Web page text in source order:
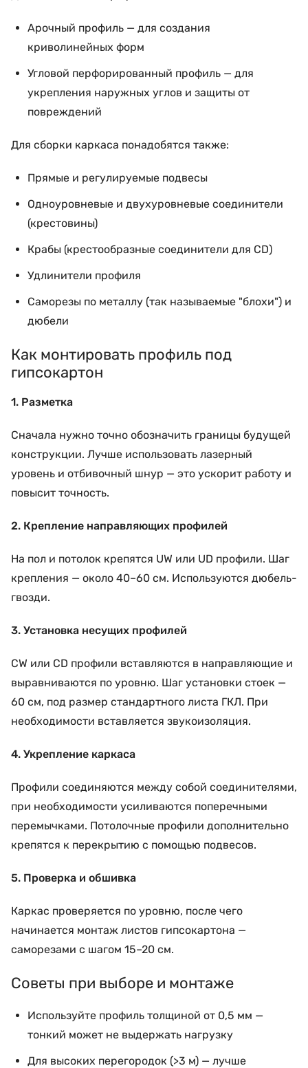
Арочный профиль — для создания
криволинейных форм
Угловой перфорированный профиль — для
укрепления наружных углов и защиты от
повреждений
Для сборки каркаса понадобятся также:
Прямые и регулируемые подвесы
Одноуровневые и двухуровневые соединители
(крестовины)
Крабы (крестообразные соединители для CD)
Удлинители профиля
Саморезы по металлу (так называемые "блохи") и
дюбели
Как монтировать профиль под
гипсокартон
1. Разметка
Сначала нужно точно обозначить границы будущей
конструкции. Лучше использовать лазерный
уровень и отбивочный шнур — это ускорит работу и
повысит точность.
2. Крепление направляющих профилей
На пол и потолок крепятся UW или UD профили. Шаг
крепления — около 40–60 см. Используются дюбель-
гвозди.
3. Установка несущих профилей
CW или CD профили вставляются в направляющие и
выравниваются по уровню. Шаг установки стоек —
60 см, под размер стандартного листа ГКЛ. При
необходимости вставляется звукоизоляция.
4. Укрепление каркаса
Профили соединяются между собой соединителями,
при необходимости усиливаются поперечными
перемычками. Потолочные профили дополнительно
крепятся к перекрытию с помощью подвесов.
5. Проверка и обшивка
Каркас проверяется по уровню, после чего
начинается монтаж листов гипсокартона —
саморезами с шагом 15–20 см.
Советы при выборе и монтаже
Используйте профиль толщиной от 0,5 мм —
тонкий может не выдержать нагрузку
Для высоких перегородок (>3 м) — лучше